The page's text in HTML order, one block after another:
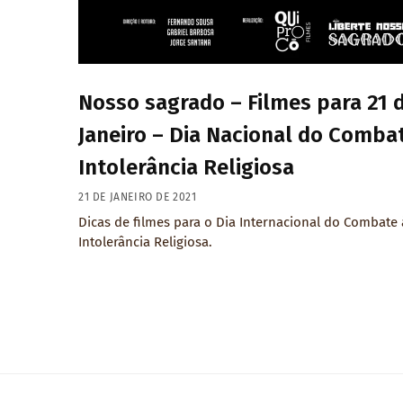
Nosso sagrado – Filmes para 21
Janeiro – Dia Nacional do
Intolerância Religiosa
21 DE JANEIRO DE 2021
Dicas de filmes para o Dia Internacional do Combate
Intolerância Religiosa.